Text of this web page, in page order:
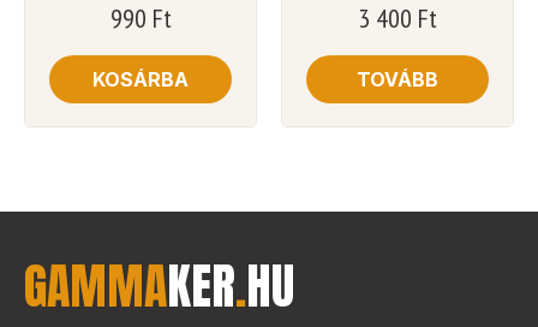
990 Ft
KOSÁRBA
3 400 Ft
TOVÁBB
GAMMAKER.HU